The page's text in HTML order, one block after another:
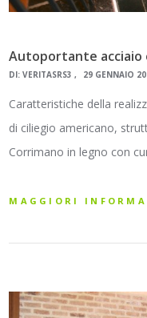
Autoportante acciaio
DI:VERITASRS3 29 GENNAIO
Caratteristiche della
di ciliegio americano,
Corrimano in legno con
MAGGIORI